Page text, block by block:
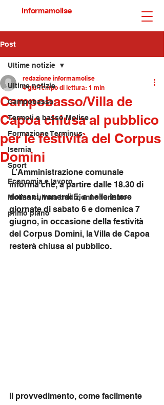
informamolise
Post
Ultime notizie
Campobasso
Termoli e basso Molise
Formazione Terminus
Isernia
Sport
Economia e lavoro
Molise cultura tradizioni e turismo
primo piano
Ultime notizie
Campobasso/Villa de
Capoa chiusa al pubblico
per le festività del Corpus
Domini
redazione informamolise
4 giu Tempo di lettura: 1 min
L’Amministrazione comunale
informa che, a partire dalle 18.30 di
domani, venerdì 5, e nelle intere
giornate di sabato 6 e domenica 7
giugno, in occasione della festività
del Corpus Domini, la Villa de Capoa
resterà chiusa al pubblico.
Il provvedimento, come facilmente